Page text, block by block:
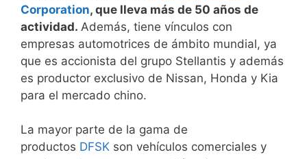
Corporation, que lleva más de 50 años de
actividad. Además, tiene vínculos con
empresas automotrices de ámbito mundial, ya
que es accionista del grupo Stellantis y además
es productor exclusivo de Nissan, Honda y Kia
para el mercado chino.
La mayor parte de la gama de
productos DFSK son vehículos comerciales y